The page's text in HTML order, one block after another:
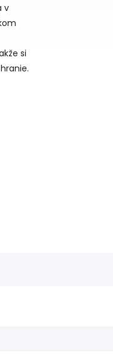
v
si